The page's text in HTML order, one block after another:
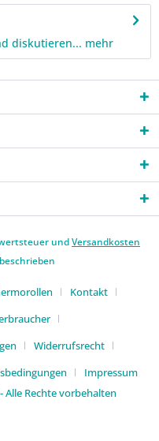
diskutieren... mehr
undVersandkosten
Kontakt
Widerrufsrecht
Impressum
Alle Rechte vorbehalten